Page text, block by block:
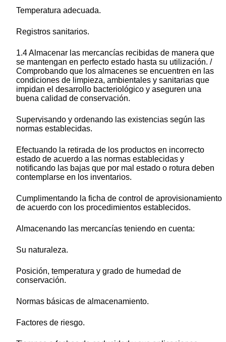
Temperatura adecuada.
Registros sanitarios.
1.4 Almacenar las mercancías recibidas de manera que
se mantengan en perfecto estado hasta su utilización. /
Comprobando que los almacenes se encuentren en las
condiciones de limpieza, ambientales y sanitarias que
impidan el desarrollo bacteriológico y aseguren una
buena calidad de conservación.
Supervisando y ordenando las existencias según las
normas establecidas.
Efectuando la retirada de los productos en incorrecto
estado de acuerdo a las normas establecidas y
notificando las bajas que por mal estado o rotura deben
contemplarse en los inventarios.
Cumplimentando la ficha de control de aprovisionamiento
de acuerdo con los procedimientos establecidos.
Almacenando las mercancías teniendo en cuenta:
Su naturaleza.
Posición, temperatura y grado de humedad de
conservación.
Normas básicas de almacenamiento.
Factores de riesgo.